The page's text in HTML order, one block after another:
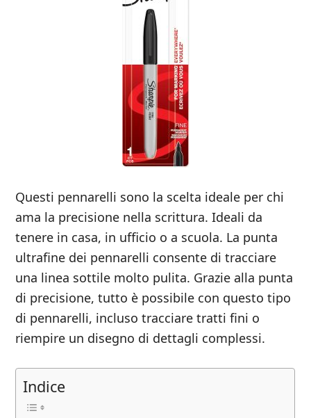
Questi pennarelli sono la scelta ideale per chi
ama la precisione nella scrittura. Ideali da
tenere in casa, in ufficio o a scuola. La punta
ultrafine dei pennarelli consente di tracciare
una linea sottile molto pulita. Grazie alla punta
di precisione, tutto è possibile con questo tipo
di pennarelli, incluso tracciare tratti fini o
riempire un disegno di dettagli complessi.
Indice